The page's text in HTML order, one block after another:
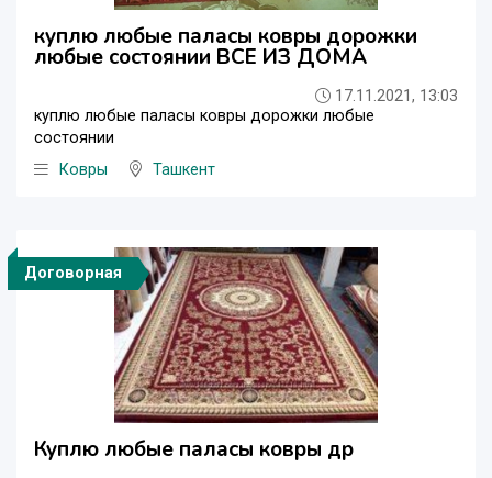
куплю любые паласы ковры дорожки
любые состоянии ВСЕ ИЗ ДОМА
17.11.2021, 13:03
куплю любые паласы ковры дорожки любые
состоянии
Ковры
Ташкент
Договорная
Куплю любые паласы ковры др